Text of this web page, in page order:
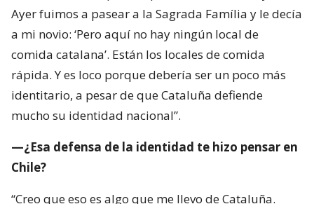
Ayer fuimos a pasear a la Sagrada Família y le decía
a mi novio: ‘Pero aquí no hay ningún local de
comida catalana’. Están los locales de comida
rápida. Y es loco porque debería ser un poco más
identitario, a pesar de que Cataluña defiende
mucho su identidad nacional”.
—¿Esa defensa de la identidad te hizo pensar en
Chile?
“Creo que eso es algo que me llevo de Cataluña.